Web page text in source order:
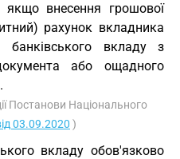
внесення грошової
рахунок вкладника
банківського вкладу з
або ощадного
Постанови Національного
03.09.2020 )
вкладу обов'язково